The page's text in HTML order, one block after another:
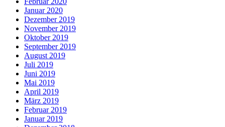
Januar 2020
Dezember 2019
November 2019
Oktober 2019
September 2019
August 2019
Juli 2019
Juni 2019
Mai 2019
April 2019
März 2019
Februar 2019
Januar 2019